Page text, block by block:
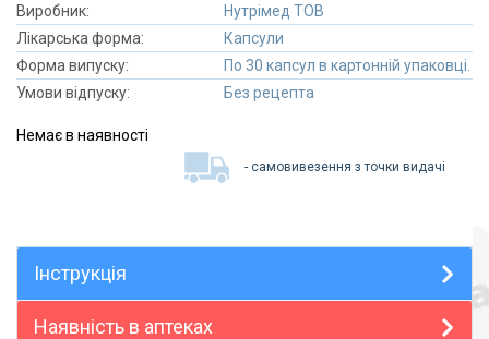
Виробник:
Нутрімед ТОВ
Лікарська форма:
Капсули
Форма випуску:
По 30 капсул в картонній упаковці.
Умови відпуску:
Без рецепта
Немає в наявності
- самовивезення з точки видачі
Інструкція
Наявність в аптеках